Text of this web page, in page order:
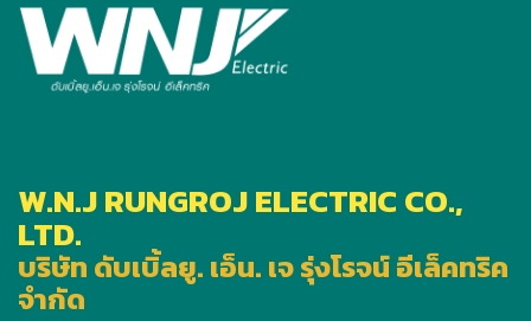
W.N.J RUNGROJ ELECTRIC CO.,
LTD.
บริษัท ดับเบิ้ลยู. เอ็น. เจ รุ่งโรจน์ อีเล็คทริค
จำกัด